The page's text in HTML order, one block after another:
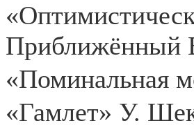
Приближённый
«Поминальная
«Гамлет» У.